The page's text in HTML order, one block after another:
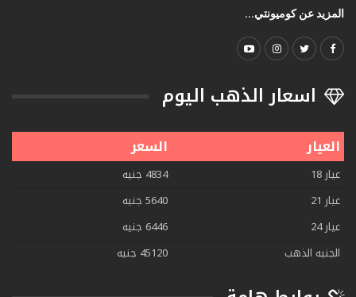
المزيد عن كوميونتي...
اسعار الذهب اليوم
العيار السعر
عيار 18
4834 جنيه
عيار 21
5640 جنيه
عيار 24
6446 جنيه
الجنيه الذهب
45120 جنيه